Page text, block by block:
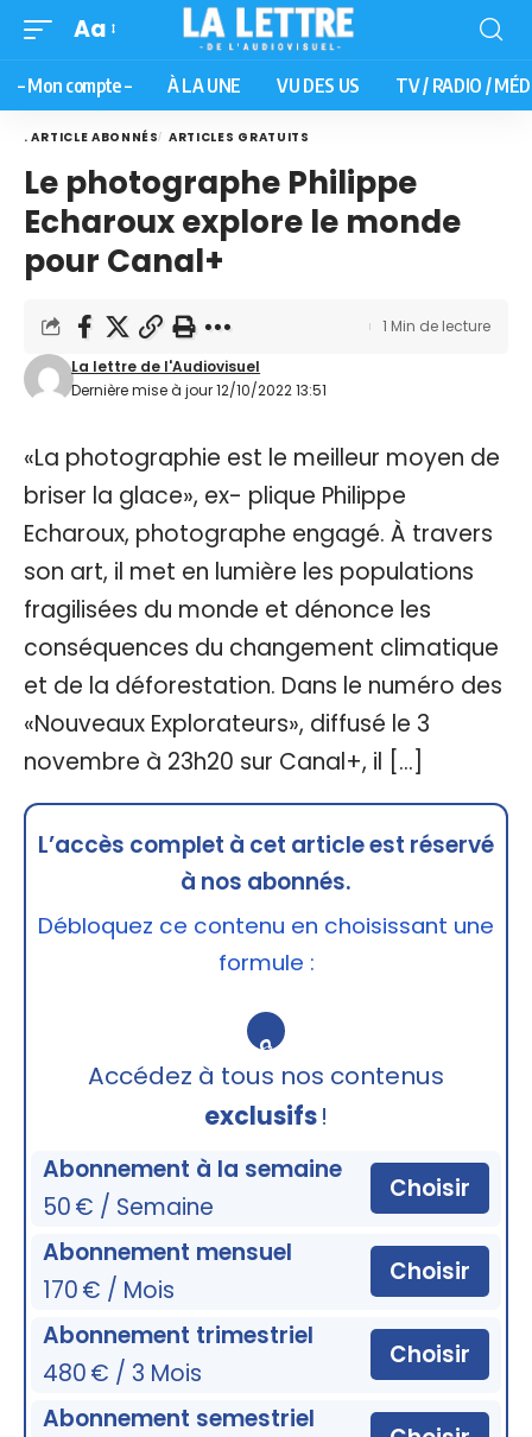
Aa
– Mon compte – À LA UNE VU DES US TV / RADIO /
. ARTICLE ABONNÉS ARTICLES GRATUITS
Le photographe Philippe
Echaroux explore le monde
pour Canal+
Dernière mise à jour 12/10/2022 13:51
La lettre de l'Audiovisuel
1 Min de lecture
«La photographie est le meilleur moyen de
briser la glace», ex- plique Philippe
Echaroux, photographe engagé. À travers
son art, il met en lumière les populations
fragilisées du monde et dénonce les
conséquences du changement climatique
et de la déforestation. Dans le numéro des
«Nouveaux Explorateurs», diffusé le 3
novembre à 23h20 sur Canal+, il […]
L’accès complet à cet article est réservé
à nos abonnés.
Débloquez ce contenu en choisissant une
formule :
🔒
Accédez à tous nos contenus
exclusifs!
Abonnement à la semaine
50 € / Semaine
Choisir
Abonnement mensuel
170 € / Mois
Choisir
Abonnement trimestriel
480 € / 3 Mois
Choisir
Abonnement semestriel